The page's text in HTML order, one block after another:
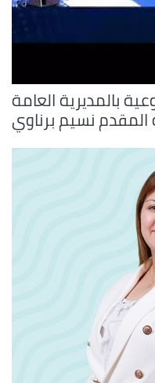
بالمديرية العامة
المقدم نسيم برناوي